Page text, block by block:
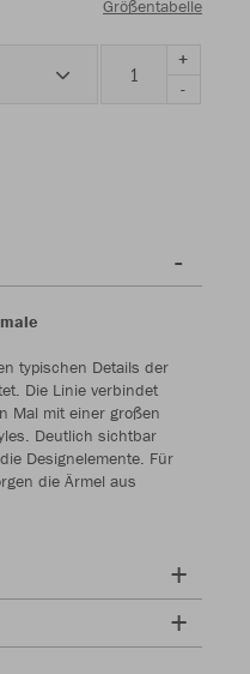
Größentabelle
+
-
typischen Details der
Die Linie verbindet
Mal mit einer großen
Deutlich sichtbar
Designelemente. Für
die Ärmel aus